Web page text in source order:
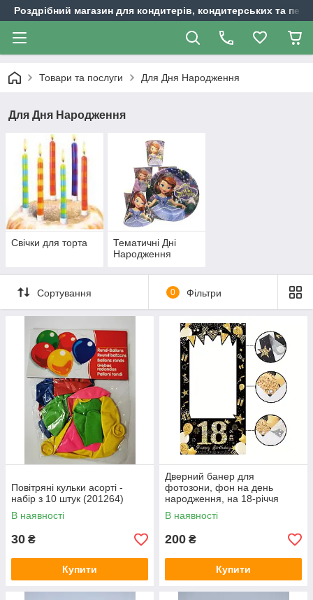
Роздрібний магазин для кондитерів, кондитерських та
Товари та послуги Для Дня Народження
Для Дня Народження
Свічки для торта
Тематичні Дні
Народження
Сортування 0 Фільтри
Повітряні кульки асорті -
набір з 10 штук (201264)
В наявності
30 ₴
Купити
Дверний банер для
фотозони, фон на день
народження, на 18-річчя
120*60 см (101772)
В наявності
200 ₴
Купити